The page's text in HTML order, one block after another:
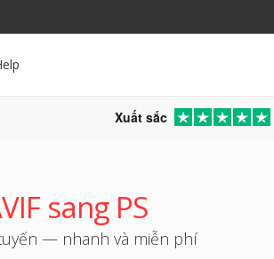
Xuất sắc
sang PS
— nhanh và miễn phí